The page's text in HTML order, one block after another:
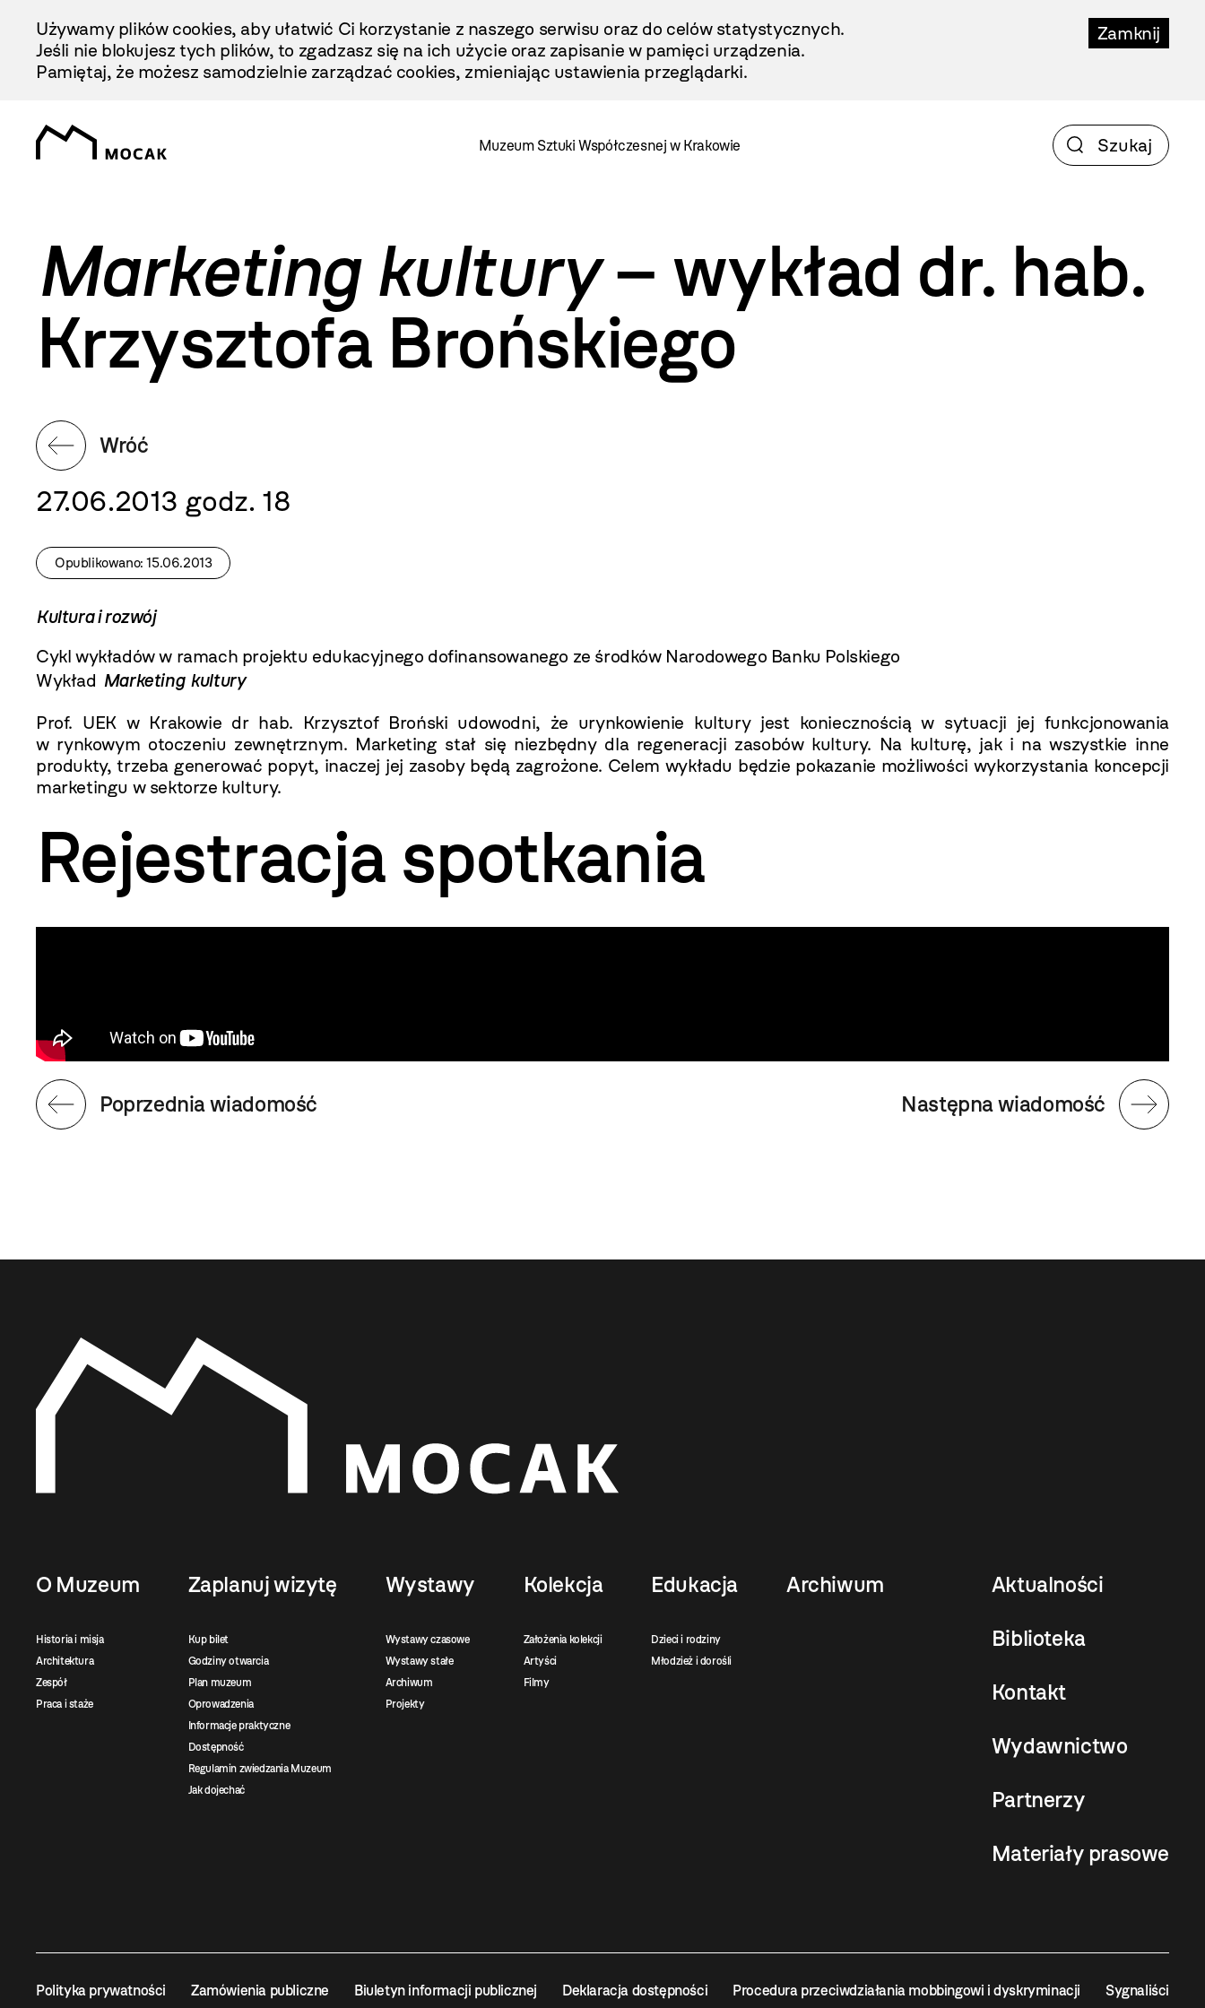
Treści
Zamknij
Używamy plików cookies, aby ułatwić Ci korzystanie z naszego serwisu oraz do celów statystycznych.
Jeśli nie blokujesz tych plików, to zgadzasz się na ich użycie oraz zapisanie w pamięci urządzenia.
Pamiętaj, że możesz samodzielnie zarządzać cookies, zmieniając ustawienia przeglądarki.
Muzeum Sztuki Współczesnej w Krakowie
Marketing kultury– wykład dr. hab.
Krzysztofa Brońskiego
Wróć
27.06.2013 godz. 18
Opublikowano: 15.06.2013
Kultura i rozwój
Cykl wykładów w ramach projektu edukacyjnego dofinansowanego ze środków Narodowego Banku Polskiego
Wykład Marketing kultury
Prof. UEK w Krakowie dr hab. Krzysztof Broński udowodni, że urynkowienie kultury jest koniecznością w sytuacji jej funkcjonowania
w rynkowym otoczeniu zewnętrznym. Marketing stał się niezbędny dla regeneracji zasobów kultury. Na kulturę, jak i na wszystkie inne
produkty, trzeba generować popyt, inaczej jej zasoby będą zagrożone. Celem wykładu będzie pokazanie możliwości wykorzystania koncepcji
marketingu w sektorze kultury.
Rejestracja spotkania
Następna wiadomość
Poprzednia wiadomość
O Muzeum
Historia i misja
Architektura
Zespół
Praca i staże
Zaplanuj wizytę
Kup bilet
Godziny otwarcia
Plan muzeum
Oprowadzenia
Informacje praktyczne
Dostępność
Regulamin zwiedzania Muzeum
Jak dojechać
Wystawy
Wystawy czasowe
Wystawy stałe
Archiwum
Projekty
Kolekcja
Założenia kolekcji
Artyści
Filmy
Edukacja
Dzieci i rodziny
Młodzież i dorośli
Archiwum Aktualności
Biblioteka
Kontakt
Wydawnictwo
Partnerzy
Materiały prasowe
Polityka prywatności Zamówienia publiczne Biuletyn informacji publicznej Deklaracja dostępności Procedura przeciwdziałania mobbingowi i dyskryminacji Sygnaliści